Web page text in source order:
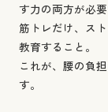
す力の両方が必要
筋トレだけ、ス
教育すること。
これが、腰の負
す。